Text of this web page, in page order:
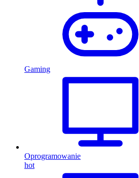
Gaming
Oprogramowanie
hot